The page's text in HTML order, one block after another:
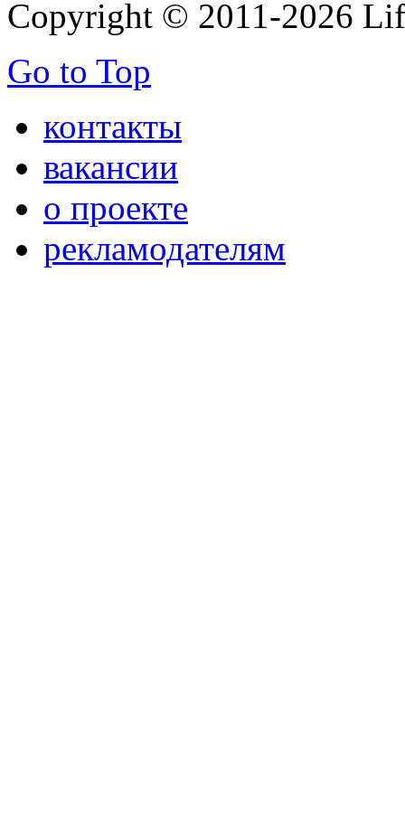
Copyright © 2011-2026
Go to Top
контакты
вакансии
о проекте
рекламодателям